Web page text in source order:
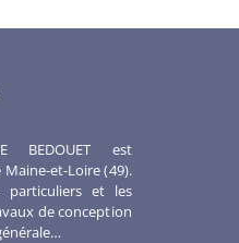
BEDOUET est
et-Loire (49).
particuliers et les
de conception